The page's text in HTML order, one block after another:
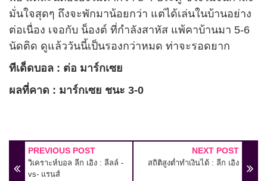
มั่นใจสุดๆ ถึงจะพักมาน้อยกว่า แต่ได้เล่นในบ้านอย่าง
ต่อเนื่อง เจอกับ น็องต์ ที่กำลังสาหัส แพ้คาบ้านมา 5-6
นัดติด ดูแล้ววันนี้เป็นรองกว่าหมด ท่าจะรอดยาก
ทีเด็ดบอล : ต่อ มาร์กเซย
ผลที่คาด : มาร์กเซย ชนะ 3-0
PREVIOUS POST
วิเคราะห์บอล ลีก เอิง : ลีลล์ -
vs- แรนส์
NEXT POST
สถิติสูงต่ำทำเงินได้ : ลีก เอิง